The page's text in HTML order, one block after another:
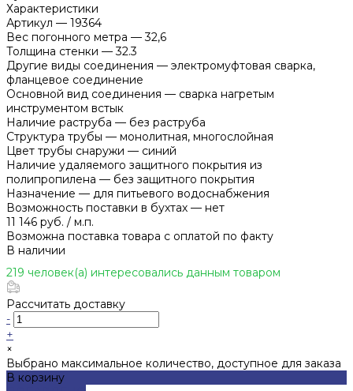
Характеристики
Артикул — 19364
Вес погонного метра — 32,6
Толщина стенки — 32.3
Другие виды соединения — электромуфтовая сварка,
фланцевое соединение
Основной вид соединения — сварка нагретым
инструментом встык
Наличие раструба — без раструба
Структура трубы — монолитная, многослойная
Цвет трубы снаружи — синий
Наличие удаляемого защитного покрытия из
полипропилена — без защитного покрытия
Назначение — для питьевого водоснабжения
Возможность поставки в бухтах — нет
11 146 руб. / м.п.
Возможна поставка товара с оплатой по факту
В наличии
219 человек(а) интересовались данным товаром
Рассчитать доставку
-
+
×
Выбрано максимальное количество, доступное для заказа
В корзину